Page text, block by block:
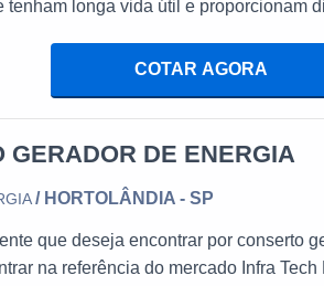
carga para assegurar que ele pode operar em plena capacidade.
DE CONSERTO DE
mais frequente devido ao desgaste mais
tenham longa vida útil e proporcionam
GERADOR DE ENERGIA Vale ressaltar
de atuar na correção de proble
COTAR AGORA
GERADOR DE ENERGIA
/ HORTOLÂNDIA - SP
que deseja encontrar por conserto
na referência do mercado Infra